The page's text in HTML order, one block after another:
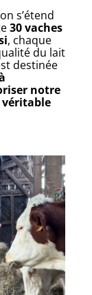
s’étend
30 vaches
, chaque
du lait
destinée
notre